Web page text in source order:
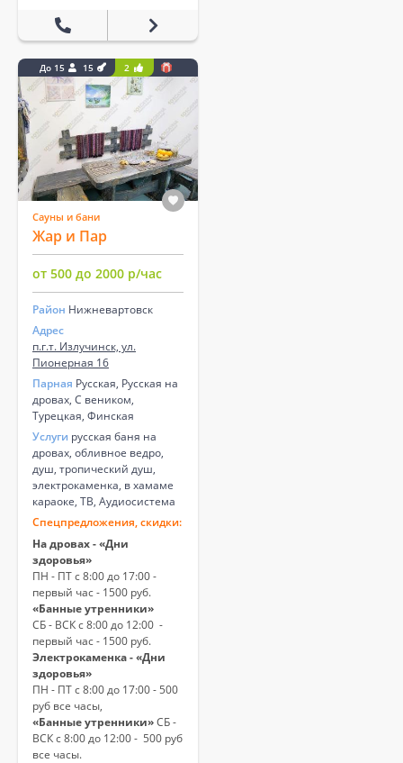
До 15 15 2
Сауны и бани
Жар и Пар
от 500 до 2000 р/час
Район Нижневартовск
Адрес
п.г.т. Излучинск, ул.
Пионерная 16
Парная Русская, Русская на
дровах, С веником,
Турецкая, Финская
Услуги русская баня на
дровах, обливное ведро,
душ, тропический душ,
электрокаменка, в хамаме
караоке, ТВ, Аудиосистема
Спецпредложения, скидки:
На дровах - «Дни
здоровья»
ПН - ПТ с 8:00 до 17:00 -
первый час - 1500 руб.
«Банные утренники»
СБ - ВСК с 8:00 до 12:00 -
первый час - 1500 руб.
Электрокаменка - «Дни
здоровья»
ПН - ПТ с 8:00 до 17:00 - 500
руб все часы,
«Банные утренники»СБ -
ВСК с 8:00 до 12:00 - 500 руб
все часы.